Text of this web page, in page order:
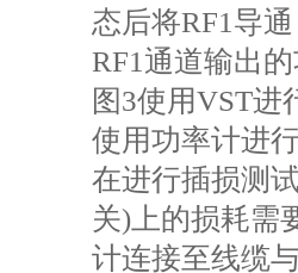
态后将RF1导
RF1通道输出
图3使用VST进
使用功率计进
在进行插损测
关)上的损耗需
计连接至线缆